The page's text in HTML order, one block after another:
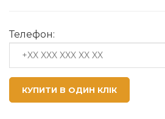
Телефон:
КУПИТИ В ОДИН КЛІК